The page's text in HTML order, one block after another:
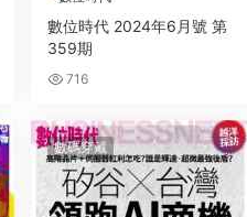
數位時代 2024年6月號 第
359期
716
數碼穿戴